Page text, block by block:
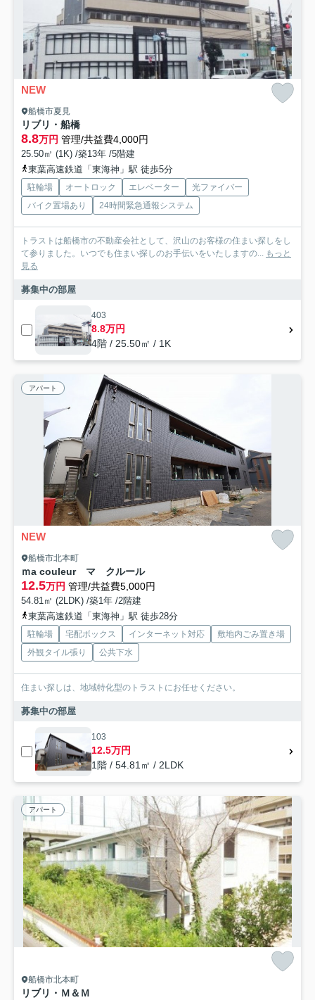
NEW
船橋市夏見
リブリ・船橋
8.8万円 管理/共益費4,000円
25.50㎡ (1K) /築13年 /5階建
東葉高速鉄道「東海神」駅 徒歩5分
駐輪場 オートロック エレベーター
光ファイバー
バイク置場あり
24時間緊急通報システム
トラストは船橋市の不動産会社として、沢山のお客様の住まい探しをし
て参りました。いつでも住まい探しのお手伝いをいたしますの... もっと
見る
募集中の部屋
403
8.8万円
4階 / 25.50㎡ / 1K
アパート
NEW
船橋市北本町
ｍa couleur マ クルール
12.5万円 管理/共益費5,000円
54.81㎡ (2LDK) /築1年 /2階建
東葉高速鉄道「東海神」駅 徒歩28分
駐輪場 宅配ボックス インターネット対応
敷地内ごみ置き場
外観タイル張り
公共下水
住まい探しは、地域特化型のトラストにお任せください。
募集中の部屋
103
12.5万円
1階 / 54.81㎡ / 2LDK
アパート
船橋市北本町
リブリ・Ｍ＆Ｍ